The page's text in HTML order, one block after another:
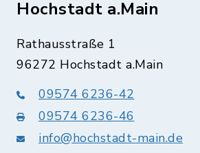
Hochstadt a.Main
Rathausstraße 1
96272 Hochstadt a.Main
09574 6236-42
09574 6236-46
info@hochstadt-main.de